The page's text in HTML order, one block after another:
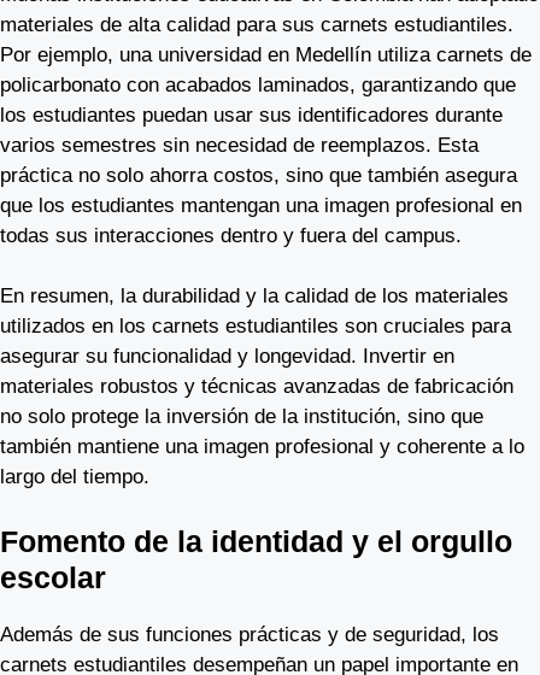
materiales de alta calidad para sus carnets estudiantiles.
Por ejemplo, una universidad en Medellín utiliza carnets de
policarbonato con acabados laminados, garantizando que
los estudiantes puedan usar sus identificadores durante
varios semestres sin necesidad de reemplazos. Esta
práctica no solo ahorra costos, sino que también asegura
que los estudiantes mantengan una imagen profesional en
todas sus interacciones dentro y fuera del campus.
En resumen, la durabilidad y la calidad de los materiales
utilizados en los carnets estudiantiles son cruciales para
asegurar su funcionalidad y longevidad. Invertir en
materiales robustos y técnicas avanzadas de fabricación
no solo protege la inversión de la institución, sino que
también mantiene una imagen profesional y coherente a lo
largo del tiempo.
Fomento de la identidad y el orgullo
escolar
Además de sus funciones prácticas y de seguridad, los
carnets estudiantiles desempeñan un papel importante en